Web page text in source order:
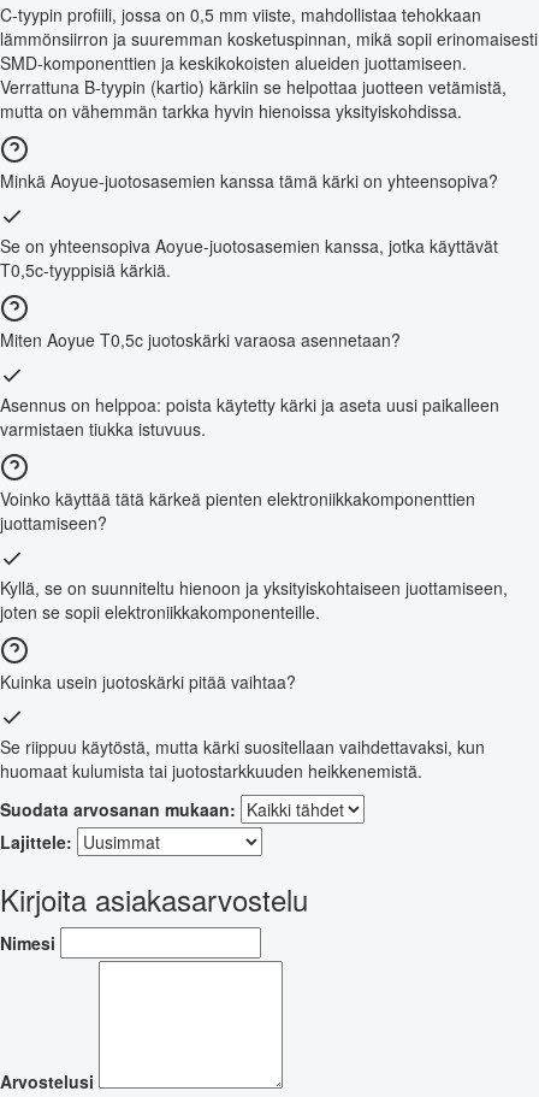
C-tyypin profiili, jossa on 0,5 mm viiste, mahdollistaa tehokkaan
lämmönsiirron ja suuremman kosketuspinnan, mikä sopii erinomaisesti
SMD-komponenttien ja keskikokoisten alueiden juottamiseen.
Verrattuna B-tyypin (kartio) kärkiin se helpottaa juotteen vetämistä,
mutta on vähemmän tarkka hyvin hienoissa yksityiskohdissa.
Minkä Aoyue-juotosasemien kanssa tämä kärki on yhteensopiva?
Se on yhteensopiva Aoyue-juotosasemien kanssa, jotka käyttävät
T0,5c-tyyppisiä kärkiä.
Miten Aoyue T0,5c juotoskärki varaosa asennetaan?
Asennus on helppoa: poista käytetty kärki ja aseta uusi paikalleen
varmistaen tiukka istuvuus.
Voinko käyttää tätä kärkeä pienten elektroniikkakomponenttien
juottamiseen?
Kyllä, se on suunniteltu hienoon ja yksityiskohtaiseen juottamiseen,
joten se sopii elektroniikkakomponenteille.
Kuinka usein juotoskärki pitää vaihtaa?
Se riippuu käytöstä, mutta kärki suositellaan vaihdettavaksi, kun
huomaat kulumista tai juotostarkkuuden heikkenemistä.
Suodata arvosanan mukaan:
Lajittele:
Kirjoita asiakasarvostelu
Nimesi
Arvostelusi